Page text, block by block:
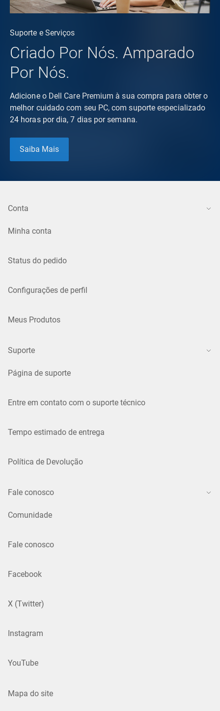
Suporte e Serviços
Criado Por Nós. Amparado
Por Nós.
Adicione o Dell Care Premium à sua compra para obter o
melhor cuidado com seu PC, com suporte especializado
24 horas por dia, 7 dias por semana.
Saiba Mais
Conta
Minha conta
Status do pedido
Configurações de perfil
Meus Produtos
Suporte
Página de suporte
Entre em contato com o suporte técnico
Tempo estimado de entrega
Política de Devolução
Fale conosco
Comunidade
Fale conosco
Facebook
X (Twitter)
Instagram
YouTube
Mapa do site